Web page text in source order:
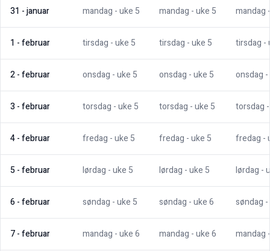
31 -januar mandag - uke 5 mandag - uke 5 mandag
1 -februar tirsdag - uke 5 tirsdag - uke 5 tirsdag -
2-februar onsdag - uke 5 onsdag - uke 5 onsdag
3 -februar torsdag - uke 5 torsdag - uke 5 torsdag
4-februar fredag - uke 5 fredag - uke 5 fredag -
5-februar lørdag - uke 5 lørdag - uke 5 lørdag -
6-februar søndag - uke 5 søndag - uke6 søndag
7-februar mandag - uke6 mandag - uke6 mandag